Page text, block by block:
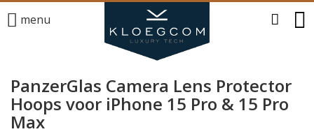
menu
PanzerGlas Camera Lens Protector
Hoops voor iPhone 15 Pro & 15 Pro
Max